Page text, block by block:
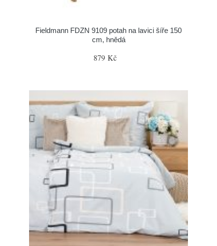
Fieldmann FDZN 9109 potah na lavici šíře 150
cm, hnědá
879 Kč